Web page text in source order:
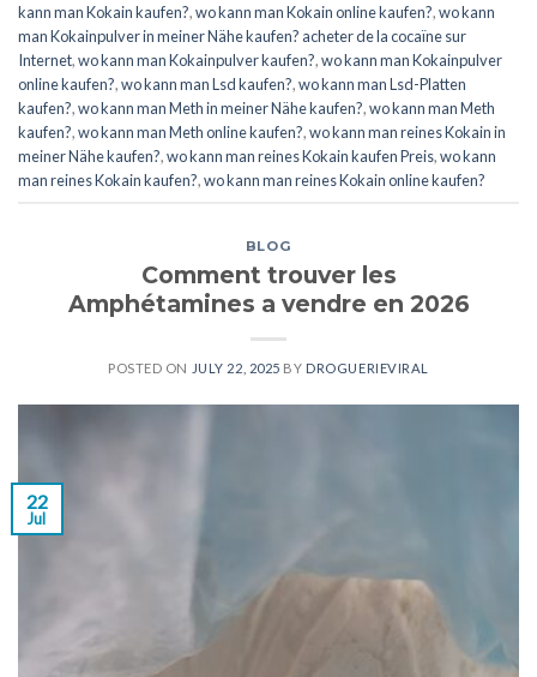
kann man Kokain kaufen?,wo kann man Kokain online kaufen?,wo kann
man Kokainpulver in meiner Nähe kaufen? acheter de la cocaïne sur
Internet,wo kann man Kokainpulver kaufen?,wo kann man Kokainpulver
online kaufen?,wo kann man Lsd kaufen?,wo kann man Lsd-Platten
kaufen?,wo kann man Meth in meiner Nähe kaufen?,wo kann man Meth
kaufen?,wo kann man Meth online kaufen?,wo kann man reines Kokain in
meiner Nähe kaufen?,wo kann man reines Kokain kaufen Preis,wo kann
man reines Kokain kaufen?,wo kann man reines Kokain online kaufen?
BLOG
Comment trouver les
Amphétamines a vendre en 2026
POSTED ON JULY 22, 2025 BY DROGUERIEVIRAL
22
Jul